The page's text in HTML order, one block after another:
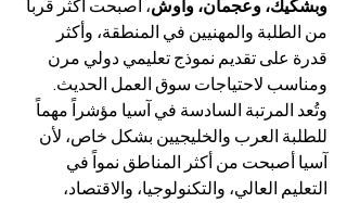
وبشكيك، وعجمان، وأوش، أصبحت أكثر قرباً
من الطلبة والمهنيين في المنطقة، وأكثر
قدرة على تقديم نموذج تعليمي دولي مرن
ومناسب لاحتياجات سوق العمل الحديث.
وتُعد المرتبة السادسة في آسيا مؤشراً مهماً
للطلبة العرب والخليجيين بشكل خاص، لأن
آسيا أصبحت من أكثر المناطق نمواً في
التعليم العالي، والتكنولوجيا، والاقتصاد،